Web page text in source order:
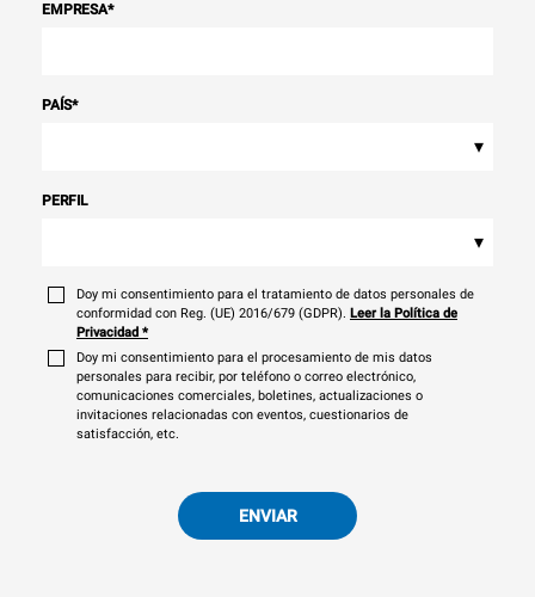
EMPRESA*
PAÍS*
▾
PERFIL
▾
Doy mi consentimiento para el tratamiento de datos personales de
conformidad con Reg. (UE) 2016/679 (GDPR). Leer la Política de
Privacidad *
Doy mi consentimiento para el procesamiento de mis datos
personales para recibir, por teléfono o correo electrónico,
comunicaciones comerciales, boletines, actualizaciones o
invitaciones relacionadas con eventos, cuestionarios de
satisfacción, etc.
ENVIAR